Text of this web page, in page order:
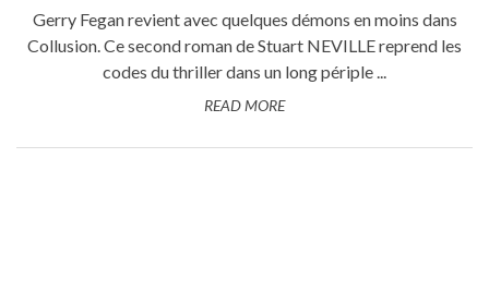
Gerry Fegan revient avec quelques démons en moins dans
Collusion. Ce second roman de Stuart NEVILLE reprend les
codes du thriller dans un long périple ...
READ MORE